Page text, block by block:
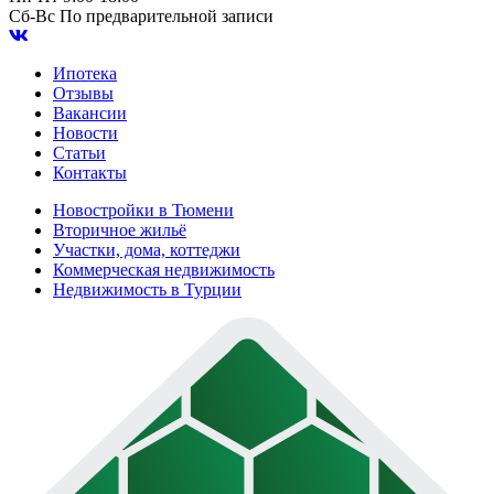
Сб-Вс По предварительной записи
Ипотека
Отзывы
Вакансии
Новости
Статьи
Контакты
Новостройки в Тюмени
Вторичное жильё
Участки, дома, коттеджи
Коммерческая недвижимость
Недвижимость в Турции